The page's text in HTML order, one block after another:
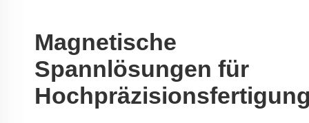
Magnetische
Spannlösungen für